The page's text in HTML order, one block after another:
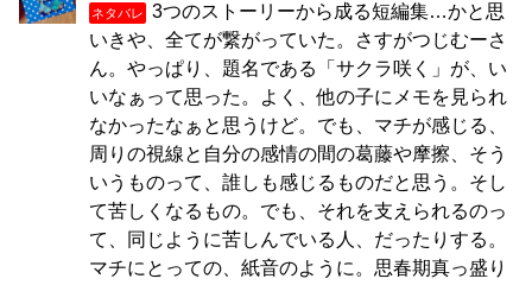
ネタバレ
3つのストーリーから成る短編集…かと思
いきや、全てが繋がっていた。さすがつじむーさ
ん。やっぱり、題名である「サクラ咲く」が、い
いなぁって思った。よく、他の子にメモを見られ
なかったなぁと思うけど。でも、マチが感じる、
周りの視線と自分の感情の間の葛藤や摩擦、そう
いうものって、誰しも感じるものだと思う。そし
て苦しくなるもの。でも、それを支えられるのっ
て、同じように苦しんでいる人、だったりする。
マチにとっての、紙音のように。思春期真っ盛り